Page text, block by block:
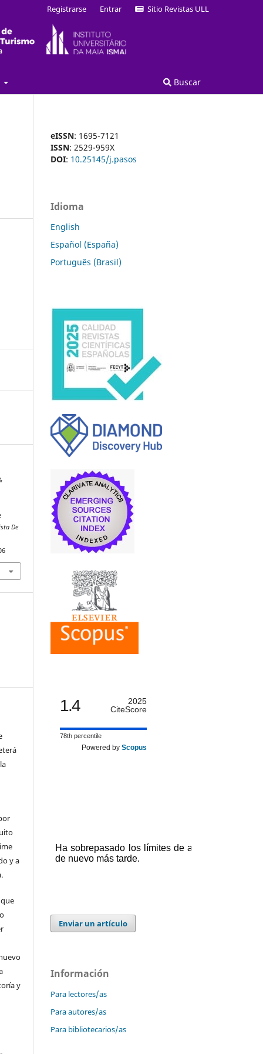
Buscar
Registrarse Entrar Sitio Revistas ULL
De
y a
y
eISSN: 1695-7121
ISSN: 2529-959X
DOI: 10.25145/j.pasos
Idioma
English
Español (España)
Português (Brasil)
1.4
2025
CiteScore
78th percentile
Powered by Scopus
Enviar un artículo
Información
Para lectores/as
Para autores/as
Para bibliotecarios/as